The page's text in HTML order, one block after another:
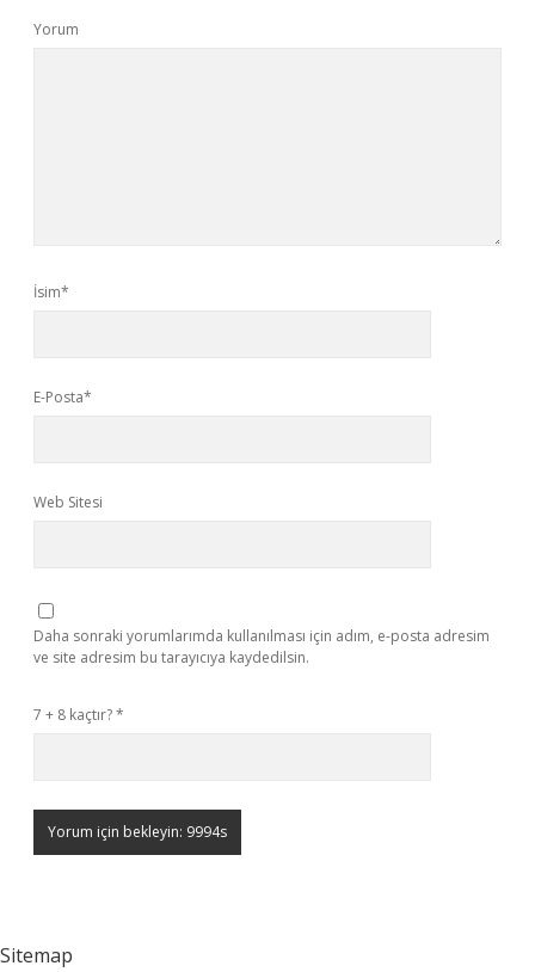
Yorum
İsim*
E-Posta*
Web Sitesi
Daha sonraki yorumlarımda kullanılması için adım, e-posta adresim
ve site adresim bu tarayıcıya kaydedilsin.
7 + 8 kaçtır?*
Sitemap